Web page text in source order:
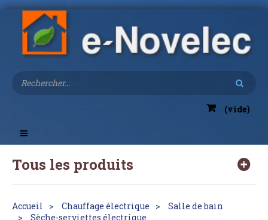
(vide)
Toggle
navigation
Tous les produits
Accueil Chauffage électrique
Salle de bain
Sèche-serviettes électrique